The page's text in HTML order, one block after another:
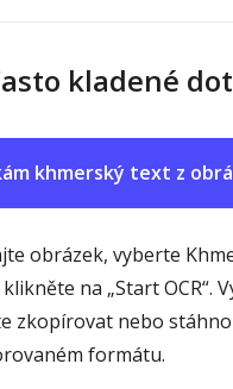
kladené
khmerský text z
obrázek, vyberte
klikněte na „Start OCR“.
zkopírovat nebo
formátu.